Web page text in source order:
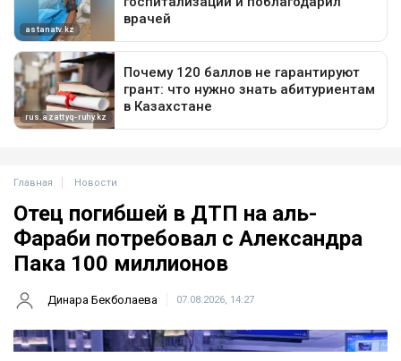
Главная Новости
Отец погибшей в ДТП на аль-
Фараби потребовал с Александра
Пака 100 миллионов
Динара Бекболаева 07.08.2026, 14:27